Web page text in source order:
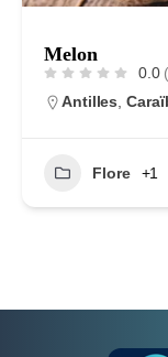
Melon
0.0
Antilles ,
Flore +1